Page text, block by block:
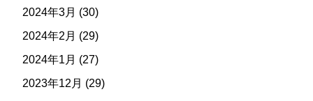
2024年3月 (30)
2024年2月 (29)
2024年1月 (27)
2023年12月 (29)